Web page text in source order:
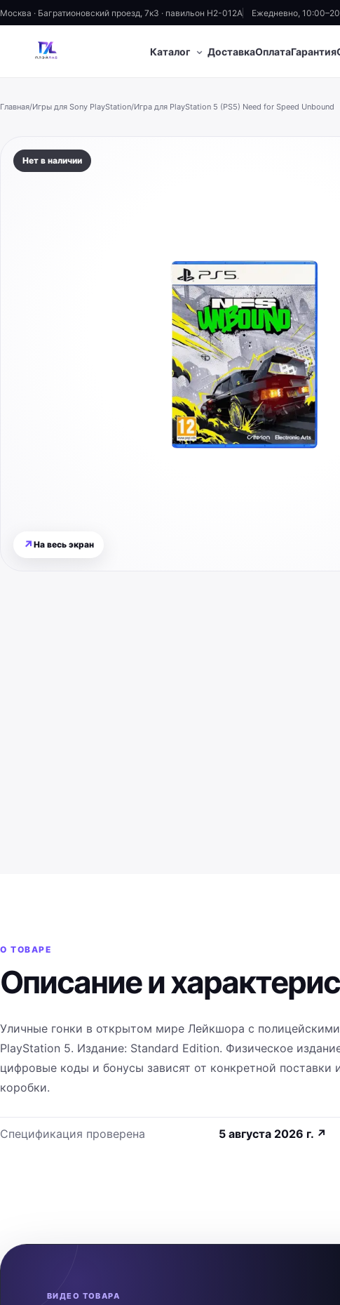
Москва · Багратионовский проезд, 7к3 · павильон H2-012A Ежедневно,
Каталог ⌄ ДоставкаОплатаГарантия
Главная/Игры для Sony PlayStation/Игра для PlayStation 5 (PS5) Need for Speed Unbound
Нет в наличии
↗ На весь экран
О ТОВАРЕ
Описание и
Уличные гонки в открытом мире Лейкшора с
PlayStation 5. Издание: Standard Edition. Физическое
цифровые коды и бонусы зависят от конкретной
коробки.
Спецификация проверена 5 августа 2026 г.↗
ВИДЕО ТОВАРА